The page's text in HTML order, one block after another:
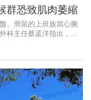
群恐致肌肉萎縮
、滑鼠的上班族當心腕
科主任蔡孟洋指出，腕
刺痛，夜間症狀尤為明